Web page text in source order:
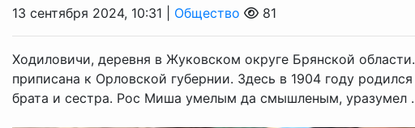
13 сентября 2024, 10:31 | Общество 81
Ходиловичи, деревня в Жуковском округе Брянской
приписана к Орловской губернии. Здесь в 1904 году
брата и сестра. Рос Миша умелым да смышленым, уразумел